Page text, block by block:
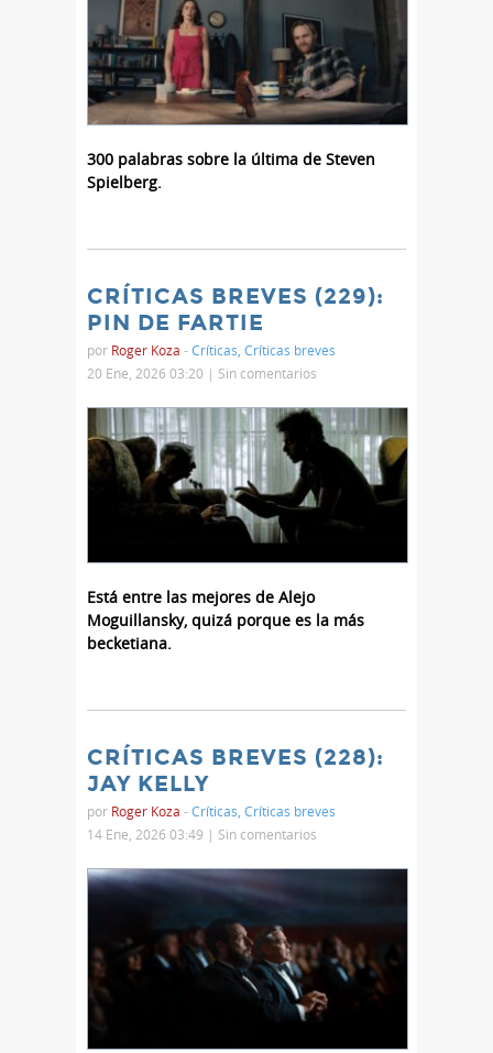
300 palabras sobre la última de Steven
Spielberg.
CRÍTICAS BREVES (229):
PIN DE FARTIE
por Roger Koza -Críticas Críticas breves
20 Ene, 2026 03:20 | Sin comentarios
Está entre las mejores de Alejo
Moguillansky, quizá porque es la más
becketiana.
CRÍTICAS BREVES (228):
JAY KELLY
por Roger Koza -Críticas Críticas breves
14 Ene, 2026 03:49 | Sin comentarios